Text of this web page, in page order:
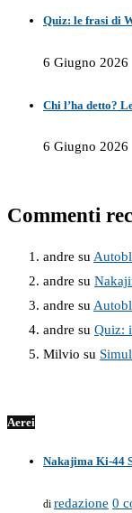
Quiz: le frasi di
6 Giugno 2026
Chi l’ha detto?
6 Giugno 2026
Commenti
andre su
andre su
andre su
andre su Quiz:
Milvio su
Aerei
Nakajima Ki-44
di redazione 0